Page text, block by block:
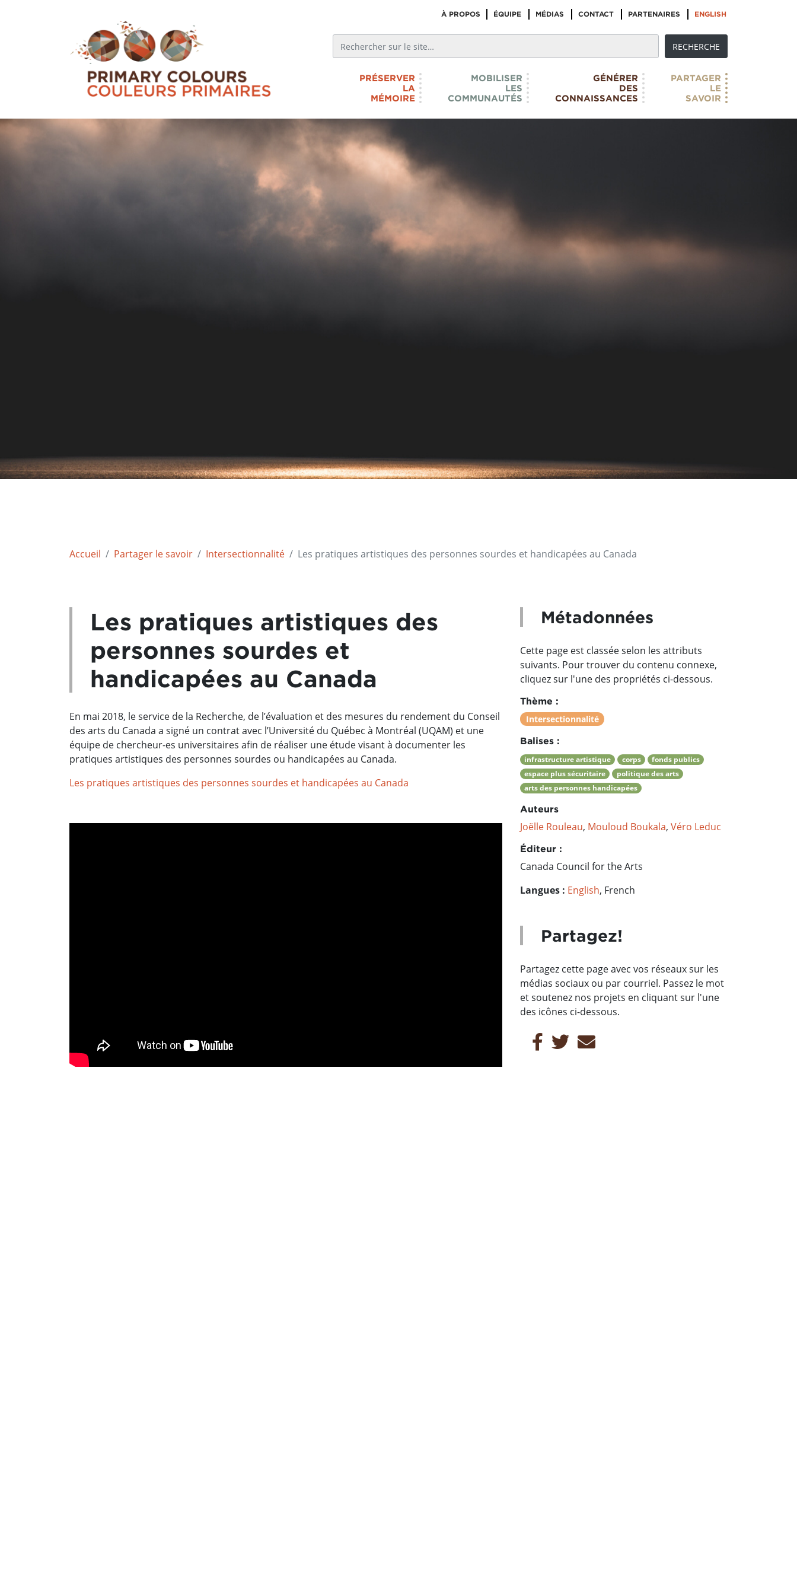
À PROPOS ÉQUIPE MÉDIAS CONTACT PARTENAIRES ENGLISH
PRÉSERVER
LA
MÉMOIRE
MOBILISER
LES
COMMUNAUTÉS
GÉNÉRER
DES
CONNAISSANCES
PARTAGER
LE
SAVOIR
Accueil Partager le savoir Intersectionnalité Les pratiques artistiques des personnes sourdes et handicapées au Canada
Les pratiques artistiques des
personnes sourdes et
handicapées au Canada
En mai 2018, le service de la Recherche, de l’évaluation et des mesures du rendement du Conseil
des arts du Canada a signé un contrat avec l’Université du Québec à Montréal (UQAM) et une
équipe de chercheur-es universitaires afin de réaliser une étude visant à documenter les
pratiques artistiques des personnes sourdes ou handicapées au Canada.
Les pratiques artistiques des personnes sourdes et handicapées au Canada
Métadonnées
Cette page est classée selon les attributs
suivants. Pour trouver du contenu connexe,
cliquez sur l'une des propriétés ci-dessous.
Thème :
Intersectionnalité
Balises :
infrastructure artistique corps
fonds publics
espace plus sécuritaire
politique des arts
arts des personnes handicapées
Auteurs
Joëlle Rouleau, Mouloud Boukala, Véro Leduc
Éditeur :
Canada Council for the Arts
Langues : English, French
Partagez!
Partagez cette page avec vos réseaux sur les
médias sociaux ou par courriel. Passez le mot
et soutenez nos projets en cliquant sur l'une
des icônes ci-dessous.